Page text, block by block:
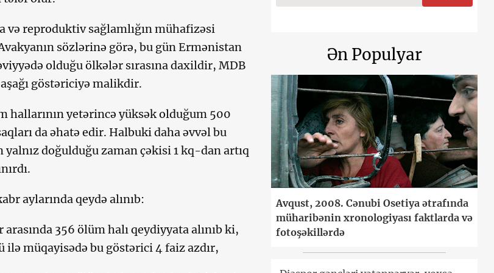
və reproduktiv sağlamlığın mühafizəsi
sözlərinə görə, bu gün Ermənistan
olduğu ölkələr sırasına daxildir, MDB
göstəriciyə malikdir.
hallarının yetərincə yüksək olduğum 500
da əhatə edir. Halbuki daha əvvəl bu
doğulduğu zaman çəkisi 1 kq-dan artıq
aylarında qeydə alınıb:
arasında 356 ölüm halı qeydiyyata alınıb ki,
müqayisədə bu göstərici 4 faiz azdır,
Ən Populyar
Avqust, 2008. Cənubi Osetiya ətrafında
müharibənin xronologiyası faktlarda və
fotoşəkillərdə